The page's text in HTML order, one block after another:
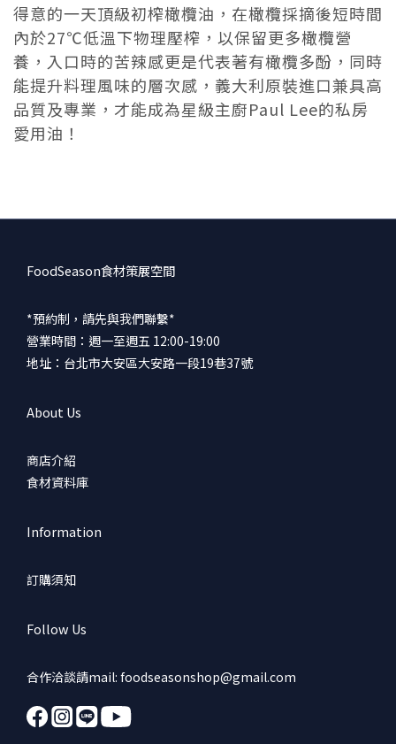
得意的一天頂級初榨橄欖油，在橄欖採摘後短時間
內於27℃低溫下物理壓榨，以保留更多橄欖營
養，入口時的苦辣感更是代表著有橄欖多酚，同時
能提升料理風味的層次感，義大利原裝進口兼具高
品質及專業，才能成為星級主廚Paul Lee的私房
愛用油！
FoodSeason食材策展空間
*預約制，請先與我們聯繫*
營業時間：週一至週五 12:00-19:00
地址：台北市大安區大安路一段19巷37號
About Us
商店介紹
食材資料庫
Information
訂購須知
Follow Us
合作洽談請mail: foodseasonshop@gmail.com